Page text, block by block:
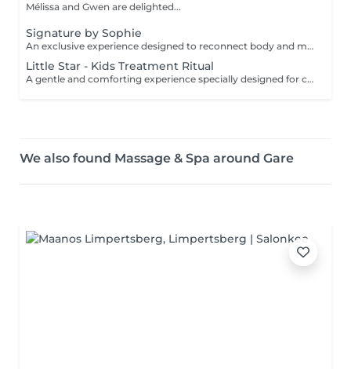
Mélissa and Gwen are delighted...
Signature by Sophie
An exclusive experience designed to reconnect body and mind. This signature treatment begins with a warm and soothing foot bath, inviting the body to slow down and release the first tensions. It continues with a deeply relaxing back massage, designed to relieve muscular tension, calm the nervous system and create a true sense of letting go. The experience then continues with a fully personalised facial, tailored to your skin's specific needs to cleanse, hydrate and restore comfort and radiance. At the heart of this ritual lies Sophie's signature massage, the KobiLift® : a precise and enveloping technique that stimulates, drains and firms the skin while enhancing its natural glow. Beyond visible results, this treatment brings a deep sense of balance, lightness and renewal. A suspended moment where time slows down, the mind relaxes and the body feels fully cared for. Ideal for those seeking deep relaxation, radiant skin and a true moment of reconnection.
Little Star - Kids Treatment Ritual
A gentle and comforting experience specially designed for children, introducing them to the pleasure of self-care in a safe and caring environment. You can choose the duration (60 or 90 minutes), and we create a personalised ritual adapted to their age, preferences and sensitivity. The experience may include a mini facial, a relaxing massage, a mini manicure or pedicure, with the option of nail polish application. Each session is designed as a playful and soothing moment, allowing children to discover well-being in a gentle way. The perfect introduction to self-care, respecting their pace and individual needs.
We also found Massage & Spa around Gare